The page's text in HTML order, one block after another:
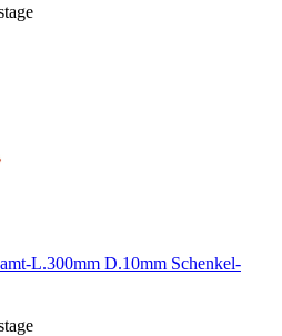
L.300mm D.10mm Schenkel-